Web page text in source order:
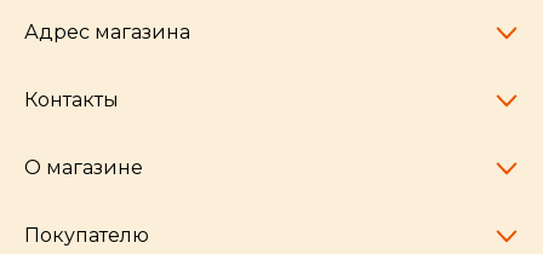
Адрес магазина
Челябинск,
Контакты
pocherkartshop@mail.ru
hello@pocherkartshop.ru
О магазине
Наши истории
Покупателю